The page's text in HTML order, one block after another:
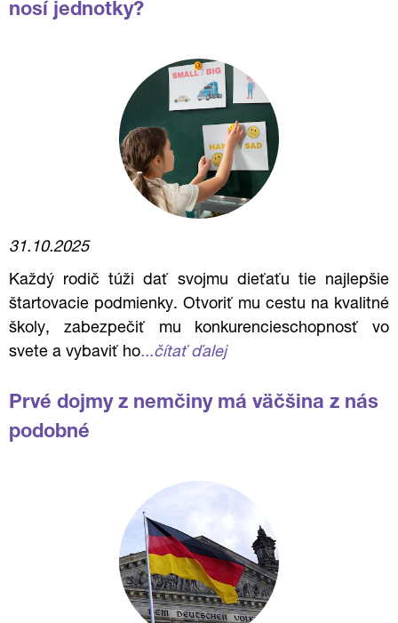
nosí jednotky?
31.10.2025
Každý rodič túži dať svojmu dieťaťu tie najlepšie
štartovacie podmienky. Otvoriť mu cestu na kvalitné
školy, zabezpečiť mu konkurencieschopnosť vo
svete a vybaviť ho...čítať ďalej
Prvé dojmy z nemčiny má väčšina z nás
podobné